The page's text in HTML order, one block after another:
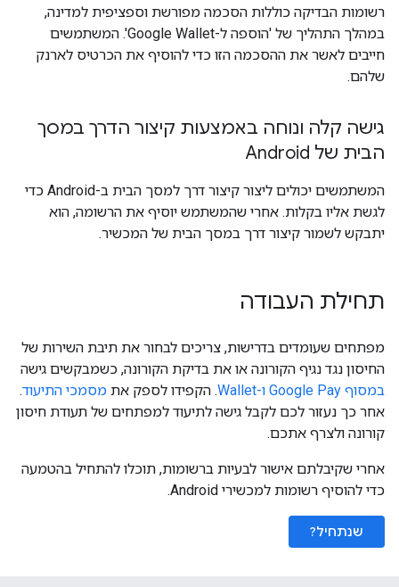
רשומות הבדיקה כוללות הסכמה מפורשת וספציפית למדינה,
במהלך התהליך של 'הוספה ל-Google Wallet'. המשתמשים
חייבים לאשר את ההסכמה הזו כדי להוסיף את הכרטיס לארנק
שלהם.
גישה קלה ונוחה באמצעות קיצור הדרך במסך
הבית של Android
המשתמשים יכולים ליצור קיצור דרך למסך הבית ב-Android כדי
לגשת אליו בקלות. אחרי שהמשתמש יוסיף את הרשומה, הוא
יתבקש לשמור קיצור דרך במסך הבית של המכשיר.
תחילת העבודה
מפתחים שעומדים בדרישות, צריכים לבחור את תיבת השירות של
החיסון נגד נגיף הקורונה או את בדיקת הקורונה, כשמבקשים גישה
במסוף Google Pay ו-Wallet
. הקפידו לספק את מסמכי התיעוד.
אחר כך נעזור לכם לקבל גישה לתיעוד למפתחים של תעודת חיסון
קורונה ולצרף אתכם.
אחרי שקיבלתם אישור לבעיות ברשומות, תוכלו להתחיל בהטמעה
כדי להוסיף רשומות למכשירי Android.
שנתחיל?